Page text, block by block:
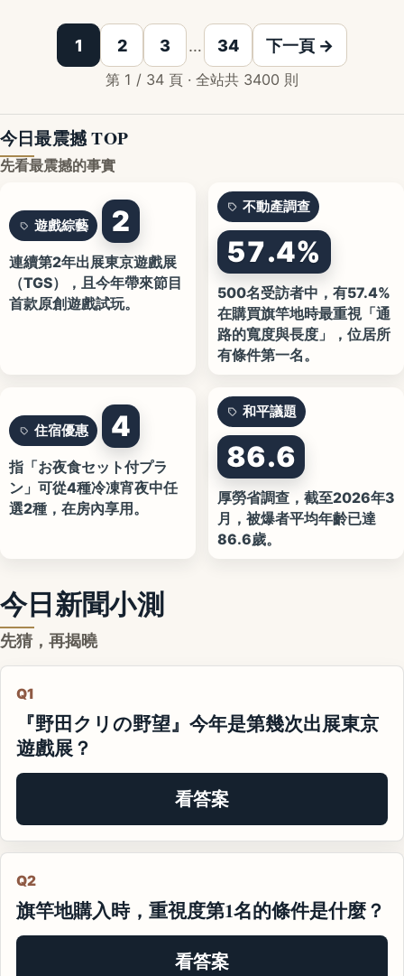
1 2 3 … 34 下一頁 →
第 1 / 34 頁 · 全站共 3400 則
今日最震撼 TOP
先看最震撼的事實
遊戲綜藝 2
連續第2年出展東京遊戲展
（TGS），且今年帶來節目
首款原創遊戲試玩。
不動產調查
57.4%
500名受訪者中，有57.4%
在購買旗竿地時最重視「通
路的寬度與長度」，位居所
有條件第一名。
住宿優惠 4
指「お夜食セット付プラ
ン」可從4種冷凍宵夜中任
選2種，在房內享用。
和平議題
86.6
厚勞省調查，截至2026年3
月，被爆者平均年齡已達
86.6歲。
今日新聞小測
先猜，再揭曉
Q1
『野田クリの野望』今年是第幾次出展東京
遊戲展？
看答案
Q2
旗竿地購入時，重視度第1名的條件是什麼？
看答案